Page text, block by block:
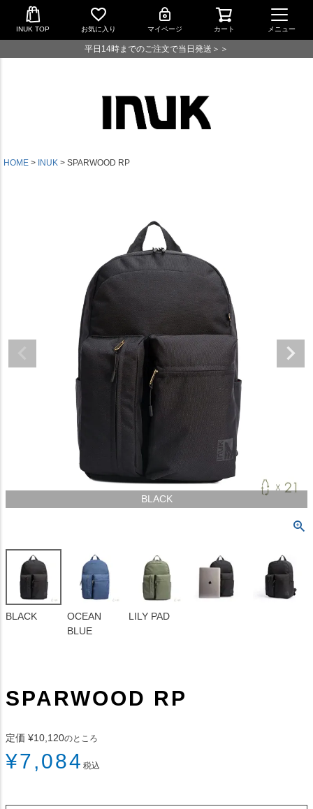
INUK TOP お気に入り マイページ カート メニュー
平日14時までのご注文で当日発送＞＞
HOME INUK SPARWOOD RP
BLACK
BLACK
OCEAN
BLUE
LILY PAD
SPARWOOD RP
定価 ¥10,120のところ
¥7,084 税込